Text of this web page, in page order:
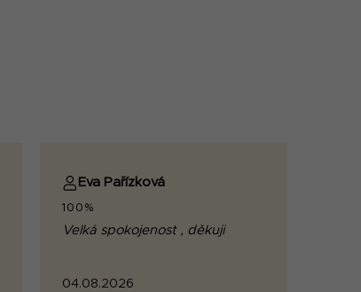
Eva Pařízková
100%
Velká spokojenost , děkuji
04.08.2026